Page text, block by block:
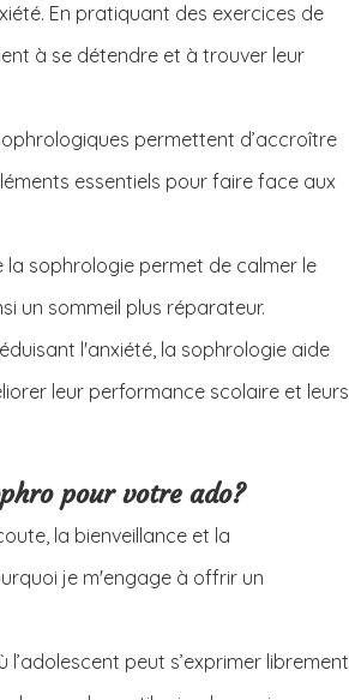
En pratiquant des exercices de
à se détendre et à trouver leur
permettent d’accroître
essentiels pour faire face aux
la sophrologie permet de calmer le
un sommeil plus réparateur.
l'anxiété, la sophrologie aide
leur performance scolaire et leurs
pour votre ado?
la bienveillance et la
je m'engage à offrir un
peut s’exprimer librement